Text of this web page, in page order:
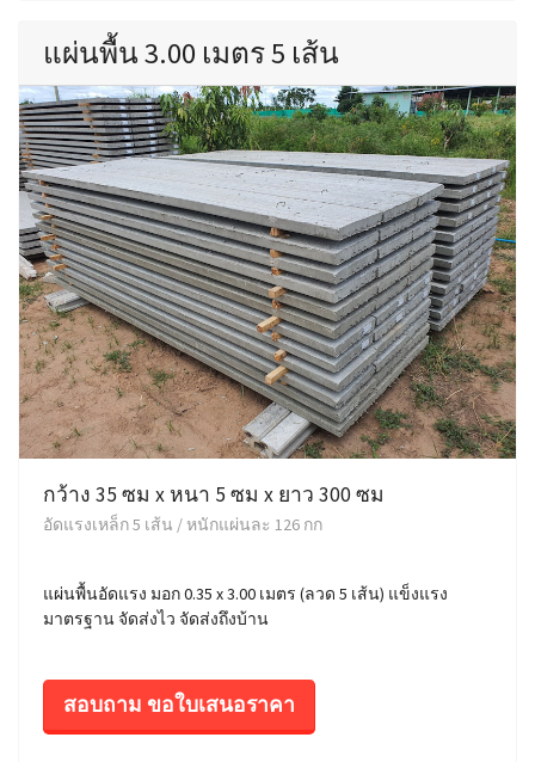
แผ่นพื้น 3.00 เมตร 5 เส้น
กว้าง 35 ซม x หนา 5 ซม x ยาว 300 ซม
อัดแรงเหล็ก 5 เส้น / หนักแผ่นละ 126 กก
แผ่นพื้นอัดแรง มอก 0.35 x 3.00 เมตร (ลวด 5 เส้น) แข็งแรง
มาตรฐาน จัดส่งไว จัดส่งถึงบ้าน
สอบถาม ขอใบเสนอราคา